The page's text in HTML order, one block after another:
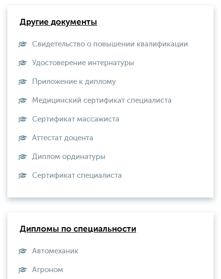
Другие документы
Свидетельство о повышении квалификации
Удостоверение интернатуры
Приложение к диплому
Медицинский сертификат специалиста
Сертификат массажиста
Аттестат доцента
Диплом ординатуры
Сертификат специалиста
Дипломы по специальности
Автомеханик
Агроном